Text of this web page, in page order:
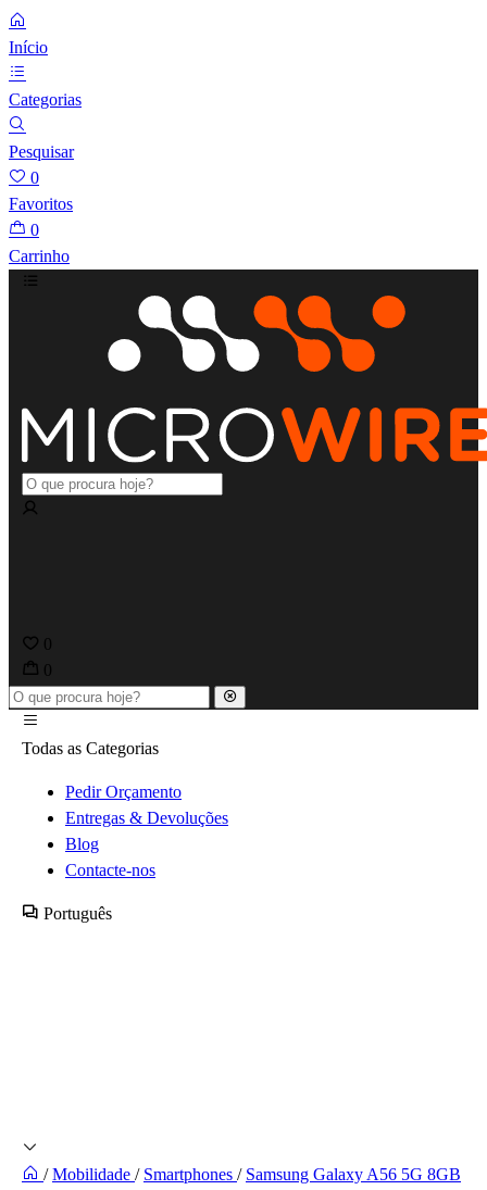
Início
Categorias
Pesquisar
0
Favoritos
0
Carrinho
0
0
Todas as Categorias
Pedir Orçamento
Entregas & Devoluções
Blog
Contacte-nos
Português
/ Mobilidade / Smartphones / Samsung Galaxy A56 5G 8GB